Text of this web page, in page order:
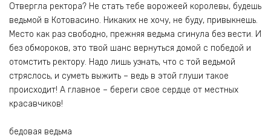
Отвергла ректора? Не стать тебе ворожеей королевы, будешь
ведьмой в Котовасино. Никаких не хочу, не буду, привыкнешь.
Место как раз свободно, прежняя ведьма сгинула без вести. И
без обмороков, это твой шанс вернуться домой с победой и
отомстить ректору. Надо лишь узнать, что с той ведьмой
стряслось, и суметь выжить – ведь в этой глуши такое
происходит! А главное – береги свое сердце от местных
красавчиков!
бедовая ведьма